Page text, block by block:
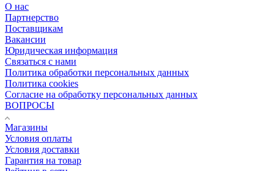
О нас
Партнерство
Поставщикам
Вакансии
Юридическая информация
Связаться с нами
Политика обработки персональных данных
Политика cookies
Согласие на обработку персональных данных
ВОПРОСЫ
Магазины
Условия оплаты
Условия доставки
Гарантия на товар